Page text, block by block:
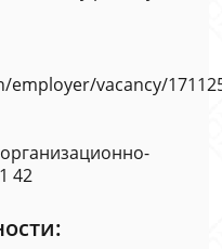
vacancy/
42